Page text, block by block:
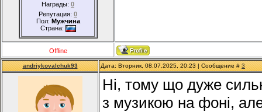
Награды: 0
Репутация: 0
Пол: Мужчина
Страна:
Offline
andriykovalchuk93 Дата: Вторник, 08.07.2025, 20:23 | Сообщение #3
Ні, тому що дуже
з музикою на фоні,